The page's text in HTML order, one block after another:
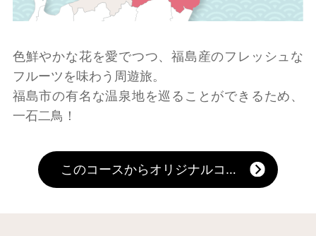
色鮮やかな花を愛でつつ、福島産のフレッシュな
フルーツを味わう周遊旅。
福島市の有名な温泉地を巡ることができるため、
一石二鳥！
このコースからオリジナルコースを作る